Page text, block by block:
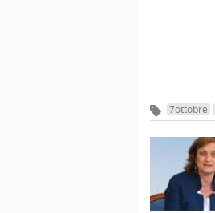
7ottobre